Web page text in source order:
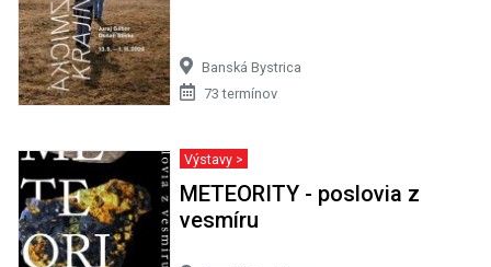
Banská Bystrica
73 termínov
Výstavy >
METEORITY - poslovia z
vesmíru